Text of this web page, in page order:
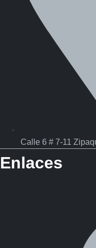
Calle 6 # 7-11
Enlaces